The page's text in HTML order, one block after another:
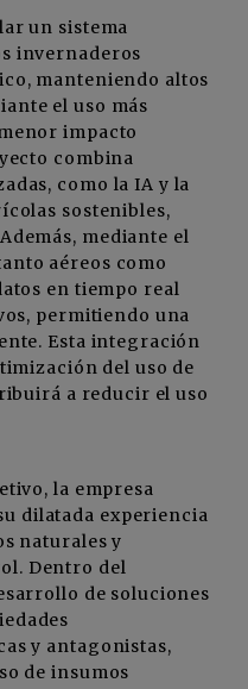
un sistema
invernaderos
manteniendo altos
el uso más
impacto
combina
como la IA y la
sostenibles,
mediante el
aéreos como
en tiempo real
permitiendo una
Esta integración
del uso de
a reducir el uso
la empresa
dilatada experiencia
naturales y
Dentro del
de soluciones
y antagonistas,
de insumos